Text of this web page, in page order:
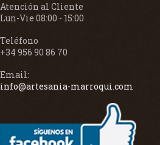
Atención al Cliente
Lun-Vie 08:00 - 15:00
Teléfono
+34 956 90 86 70
Email:
info@artesania-marroqui.com